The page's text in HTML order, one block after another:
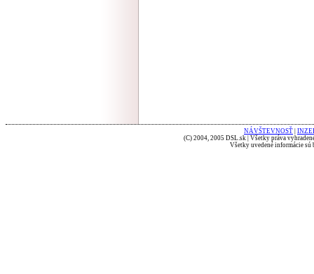
NÁVŠTEVNOSŤ
(C) 2004, 2005 DSL.sk | Všetky práva
Všetky uvedené informácie sú